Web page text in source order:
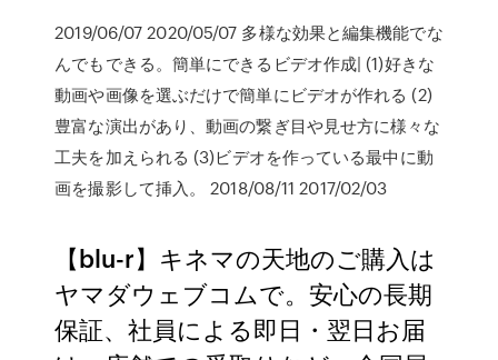
2019/06/07 2020/05/07 多様な効果と編集機能でな
んでもできる。簡単にできるビデオ作成| (1)好きな
動画や画像を選ぶだけで簡単にビデオが作れる (2)
豊富な演出があり、動画の繋ぎ目や見せ方に様々な
工夫を加えられる (3)ビデオを作っている最中に動
画を撮影して挿入。 2018/08/11 2017/02/03
【blu-r】キネマの天地のご購入は
ヤマダウェブコムで。安心の長期
保証、社員による即日・翌日お届